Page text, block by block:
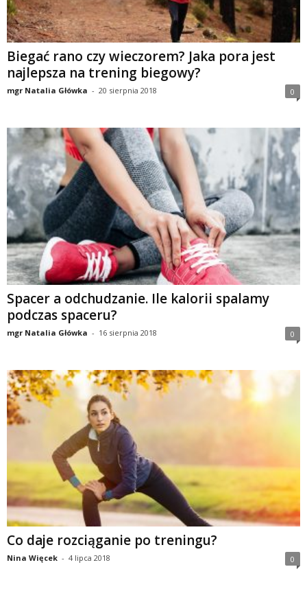
Biegać rano czy wieczorem? Jaka pora jest
najlepsza na trening biegowy?
mgr Natalia Główka - 20 sierpnia 2018 0
Spacer a odchudzanie. Ile kalorii spalamy
podczas spaceru?
mgr Natalia Główka - 16 sierpnia 2018 0
Co daje rozciąganie po treningu?
Nina Więcek - 4 lipca 2018 0